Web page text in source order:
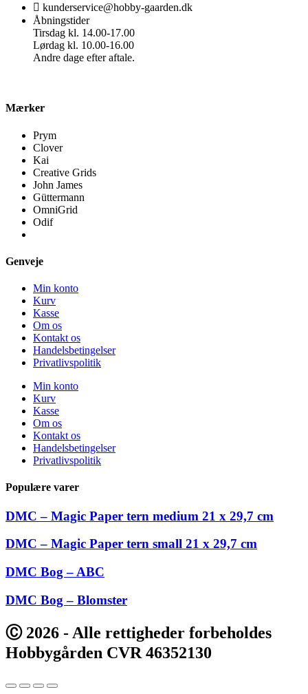
kunderservice@hobby-gaarden.dk
Åbningstider
Tirsdag kl. 14.00-17.00
Lørdag kl. 10.00-16.00
Andre dage efter aftale.
Mærker
Prym
Clover
Kai
Creative Grids
John James
Güttermann
OmniGrid
Odif
Genveje
Min konto
Kurv
Kasse
Om os
Kontakt os
Handelsbetingelser
Privatlivspolitik
Min konto
Kurv
Kasse
Om os
Kontakt os
Handelsbetingelser
Privatlivspolitik
Populære varer
DMC – Magic Paper tern medium 21 x 29,7 cm
DMC – Magic Paper tern small 21 x 29,7 cm
DMC Bog – ABC
DMC Bog – Blomster
Ⓒ 2026 - Alle rettigheder forbeholdes
Hobbygården CVR 46352130